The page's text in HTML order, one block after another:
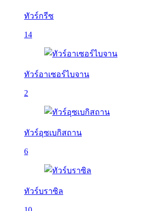
ทัวร์กรีซ
14
ทัวร์อาเซอร์ไบจาน
2
ทัวร์อุซเบกิสถาน
6
ทัวร์บราซิล